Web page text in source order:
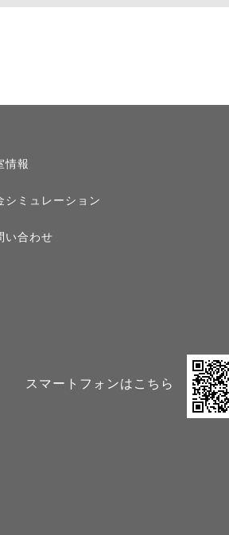
情報
シミュレーション
い合わせ
スマートフォンはこちら